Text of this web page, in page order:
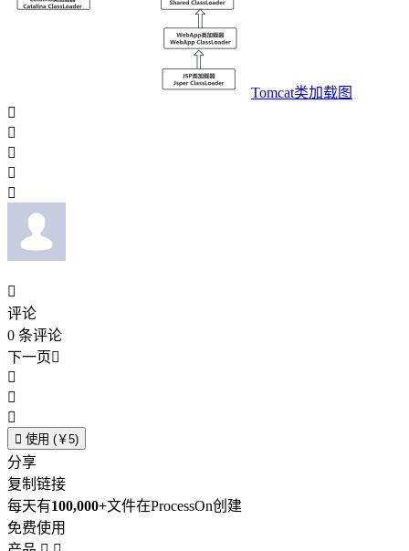
Tomcat类加载图






评论
0 条评论
下一页



 使用 (￥5)
分享
复制链接
每天有100,000+文件在ProcessOn创建
免费使用